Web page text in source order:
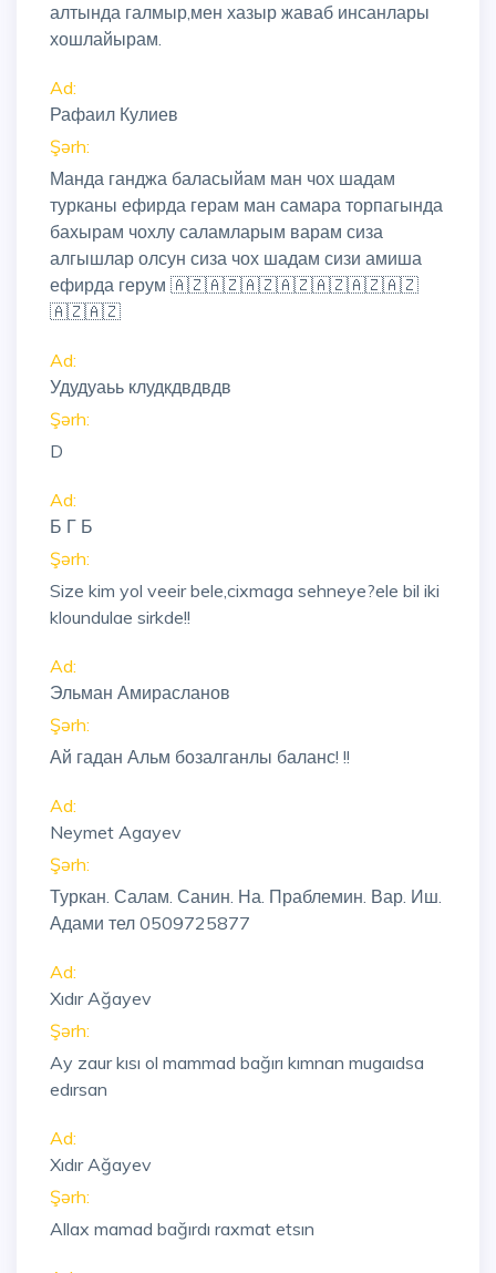
алтында галмыр,мен хазыр жаваб инсанлары
хошлайырам.
Ad:
Рафаил Кулиев
Şərh:
Манда ганджа баласыйам ман чох шадам
турканы ефирда герам ман самара торпагында
бахырам чохлу саламларым варам сиза
алгышлар олсун сиза чох шадам сизи амиша
ефирда герум 🇦🇿🇦🇿🇦🇿🇦🇿🇦🇿🇦🇿🇦🇿
🇦🇿🇦🇿
Ad:
Удудуаьь клудкдвдвдв
Şərh:
D
Ad:
Б Г Б
Şərh:
Size kim yol veeir bele,cixmaga sehneye?ele bil iki
kloundulae sirkde!!
Ad:
Эльман Амирасланов
Şərh:
Ай гадан Альм бозалганлы баланс! !!
Ad:
Neymet Agayev
Şərh:
Туркан. Салам. Санин. На. Праблемин. Вар. Иш.
Адами тел 0509725877
Ad:
Xıdır Ağayev
Şərh:
Ay zaur kısı ol mammad bağırı kımnan mugaıdsa
edırsan
Ad:
Xıdır Ağayev
Şərh:
Allax mamad bağırdı raxmat etsın